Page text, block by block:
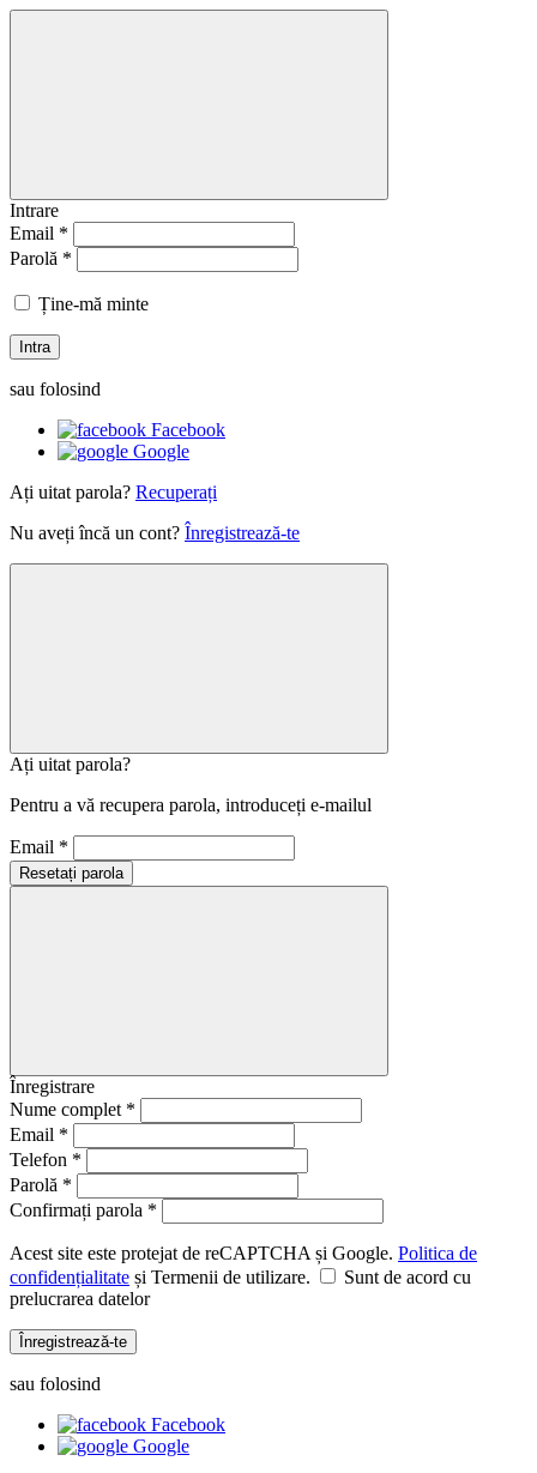
Intrare
Email *
Parolă *
Ține-mă minte
Intra
sau folosind
Facebook
Google
Ați uitat parola? Recuperați
Nu aveți încă un cont? Înregistrează-te
Ați uitat parola?
Pentru a vă recupera parola, introduceți e-mailul
Email *
Resetați parola
Înregistrare
Nume complet *
Email *
Telefon *
Parolă *
Confirmați parola *
Acest site este protejat de reCAPTCHA și Google. Politica de
confidențialitate și Termenii de utilizare.
Sunt de acord cu
prelucrarea datelor
Înregistrează-te
sau folosind
Facebook
Google